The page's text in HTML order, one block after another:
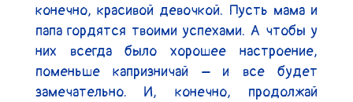
конечно, красивой девочкой. Пусть мама и
папа гордятся твоими успехами. А чтобы у
них всегда было хорошее настроение,
поменьше капризничай – и все будет
замечательно. И, конечно, продолжай